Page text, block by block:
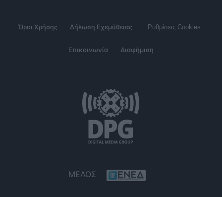
Όροι Χρήσης Δήλωση Εχεμύθειας Ρυθμίσεις Cookies
Επικοινωνία Διαφήμιση
ΜΕΛΟΣ